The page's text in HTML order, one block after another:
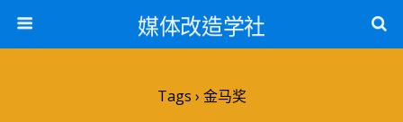
媒体改造学社
Tags › 金马奖